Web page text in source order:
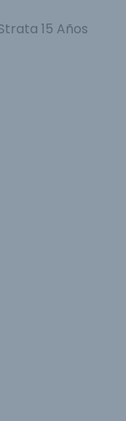
15 Años